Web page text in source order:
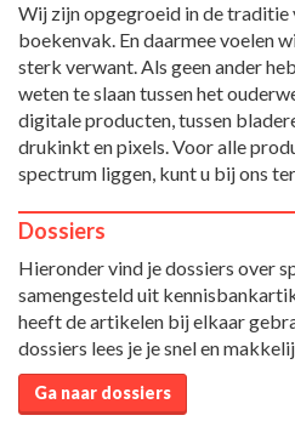
Wij zijn opgegroeid in de traditie
boekenvak. En daarmee voelen
sterk verwant. Als geen ander
weten te slaan tussen het
digitale producten, tussen
drukinkt en pixels. Voor alle
spectrum liggen, kunt u bij ons
Dossiers
Hieronder vind je dossiers over
samengesteld uit
heeft de artikelen bij elkaar
dossiers lees je je snel en
Ga naar dossiers